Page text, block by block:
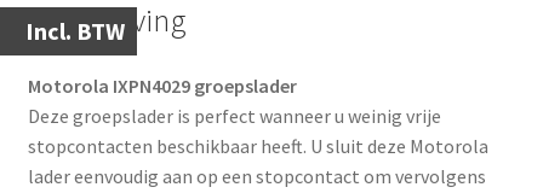
Incl. BTW
Beschrijving
Motorola IXPN4029 groepslader
Deze groepslader is perfect wanneer u weinig vrije
stopcontacten beschikbaar heeft. U sluit deze Motorola
lader eenvoudig aan op een stopcontact om vervolgens